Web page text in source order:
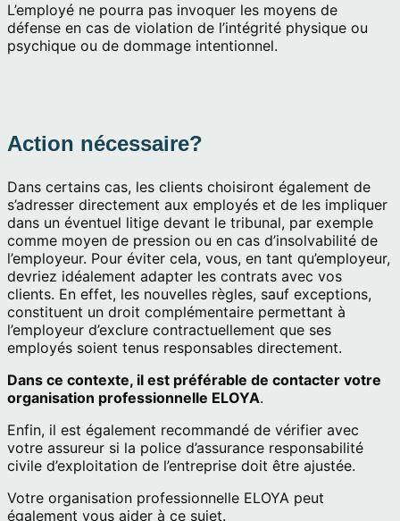
L’employé ne pourra pas invoquer les moyens de
défense en cas de violation de l’intégrité physique ou
psychique ou de dommage intentionnel.
Action nécessaire?
Dans certains cas, les clients choisiront également de
s’adresser directement aux employés et de les impliquer
dans un éventuel litige devant le tribunal, par exemple
comme moyen de pression ou en cas d’insolvabilité de
l’employeur. Pour éviter cela, vous, en tant qu’employeur,
devriez idéalement adapter les contrats avec vos
clients. En effet, les nouvelles règles, sauf exceptions,
constituent un droit complémentaire permettant à
l’employeur d’exclure contractuellement que ses
employés soient tenus responsables directement.
Dans ce contexte, il est préférable de contacter votre
organisation professionnelle ELOYA.
Enfin, il est également recommandé de vérifier avec
votre assureur si la police d’assurance responsabilité
civile d’exploitation de l’entreprise doit être ajustée.
Votre organisation professionnelle ELOYA peut
également vous aider à ce sujet.